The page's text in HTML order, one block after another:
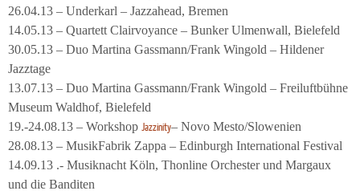
26.04.13 – Underkarl – Jazzahead, Bremen
14.05.13 – Quartett Clairvoyance – Bunker Ulmenwall, Bielefeld
30.05.13 – Duo Martina Gassmann/Frank Wingold – Hildener
Jazztage
13.07.13 – Duo Martina Gassmann/Frank Wingold – Freiluftbühne
Museum Waldhof, Bielefeld
19.-24.08.13 – Workshop Jazzinity– Novo Mesto/Slowenien
28.08.13 – MusikFabrik Zappa – Edinburgh International Festival
14.09.13 .- Musiknacht Köln, Thonline Orchester und Margaux
und die Banditen